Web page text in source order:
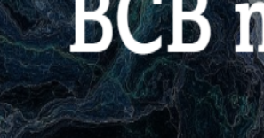
Cibersegurança no Setor
As resoluções CMN nº 5.274/2025 e BCB
financeiros.
#cibersegurança #banco-central compliance#
Ler Artigo
→